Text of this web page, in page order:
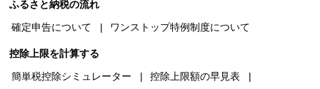
ふるさと納税の流れ
確定申告について
ワンストップ特例制度について
控除上限を計算する
簡単税控除シミュレーター
控除上限額の早見表